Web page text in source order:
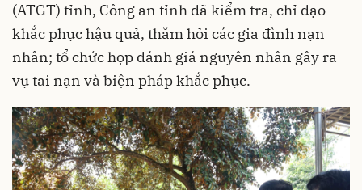
(ATGT) tỉnh, Công an tỉnh đã kiểm tra, chỉ đạo
khắc phục hậu quả, thăm hỏi các gia đình nạn
nhân; tổ chức họp đánh giá nguyên nhân gây ra
vụ tai nạn và biện pháp khắc phục.